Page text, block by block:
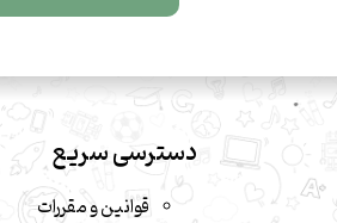
دسترسی سریع
قوانین و مقررات